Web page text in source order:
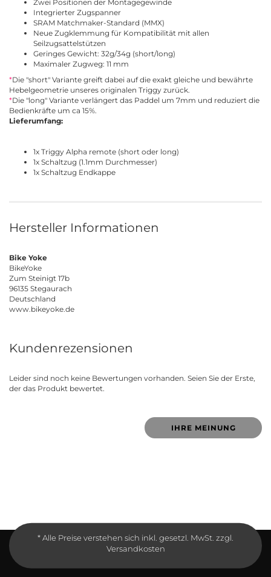
Zwei Positionen der Montagegewinde
Integrierter Zugspanner
SRAM Matchmaker-Standard (MMX)
Neue Zugklemmung für Kompatibilität mit allen
Seilzugsattelstützen
Geringes Gewicht: 32g/34g (short/long)
Maximaler Zugweg: 11 mm
*Die "short" Variante greift dabei auf die exakt gleiche und bewährte
Hebelgeometrie unseres originalen Triggy zurück.
*Die "long" Variante verlängert das Paddel um 7mm und reduziert die
Bedienkräfte um ca 15%.
Lieferumfang:
1x Triggy Alpha remote (short oder long)
1x Schaltzug (1.1mm Durchmesser)
1x Schaltzug Endkappe
Hersteller Informationen
Bike Yoke
BikeYoke
Zum Steinigt 17b
96135 Stegaurach
Deutschland
www.bikeyoke.de
Kundenrezensionen
Leider sind noch keine Bewertungen vorhanden. Seien Sie der Erste,
der das Produkt bewertet.
IHRE MEINUNG
* Alle Preise verstehen sich inkl. gesetzl. MwSt. zzgl.
Versandkosten